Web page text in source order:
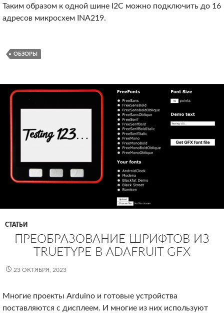
Таким образом к одной шине I2C можно подключить до 16
адресов микросхем INA219.
ОБЗОРЫ
СТАТЬИ
ПРЕОБРАЗОВАНИЕ ШРИФТОВ ИЗ
TRUETYPE В ADAFRUIT GFX
23 ОКТЯБРЯ, 2023
Многие проекты Arduino и готовые устройства
поставляются с дисплеем. И многие из них используют